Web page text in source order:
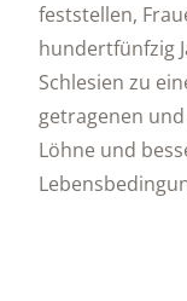
feststellen,
hundertfünfzig
Schlesien zu
getragenen
Löhne und